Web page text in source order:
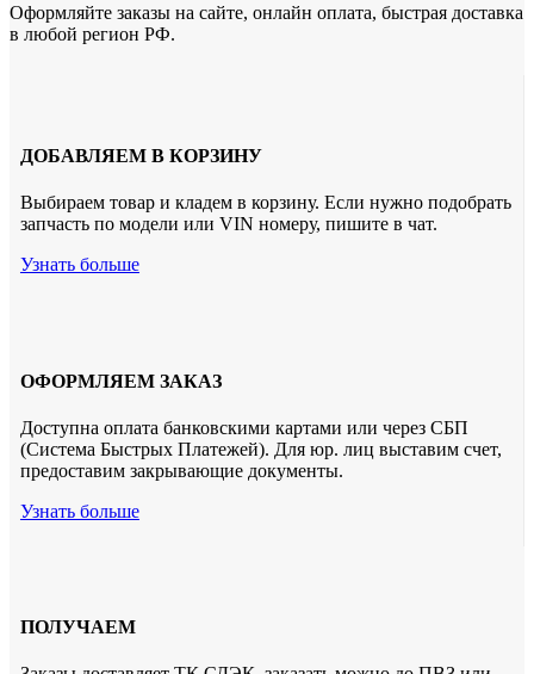
Оформляйте заказы на сайте, онлайн оплата, быстрая доставка
в любой регион РФ.
ДОБАВЛЯЕМ В КОРЗИНУ
Выбираем товар и кладем в корзину. Если нужно подобрать
запчасть по модели или VIN номеру, пишите в чат.
Узнать больше
ОФОРМЛЯЕМ ЗАКАЗ
Доступна оплата банковскими картами или через СБП
(Система Быстрых Платежей). Для юр. лиц выставим счет,
предоставим закрывающие документы.
Узнать больше
ПОЛУЧАЕМ